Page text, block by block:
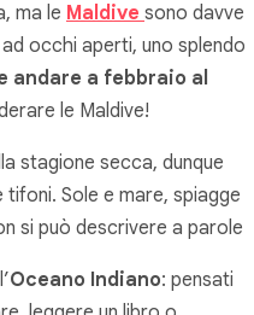
ma le Maldive sono
occhi aperti, uno
andare a febbraio al
le Maldive!
stagione secca, dunque
Sole e mare, spiagge
si può descrivere a parole!
Oceano Indiano: pensati